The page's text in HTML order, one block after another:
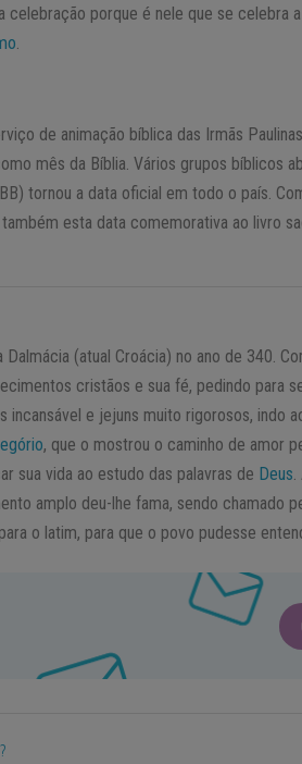
porque é nele que se celebra
.
de animação bíblica das Irmãs
mês da Bíblia. Vários grupos bíblicos
tornou a data oficial em todo o país.
esta data comemorativa ao livro
(atual Croácia) no ano de 340.
cristãos e sua fé, pedindo para
e jejuns muito rigorosos, indo
, que o mostrou o caminho de amor
sua vida ao estudo das palavras de Deus.
amplo deu-lhe fama, sendo chamado
o latim, para que o povo pudesse